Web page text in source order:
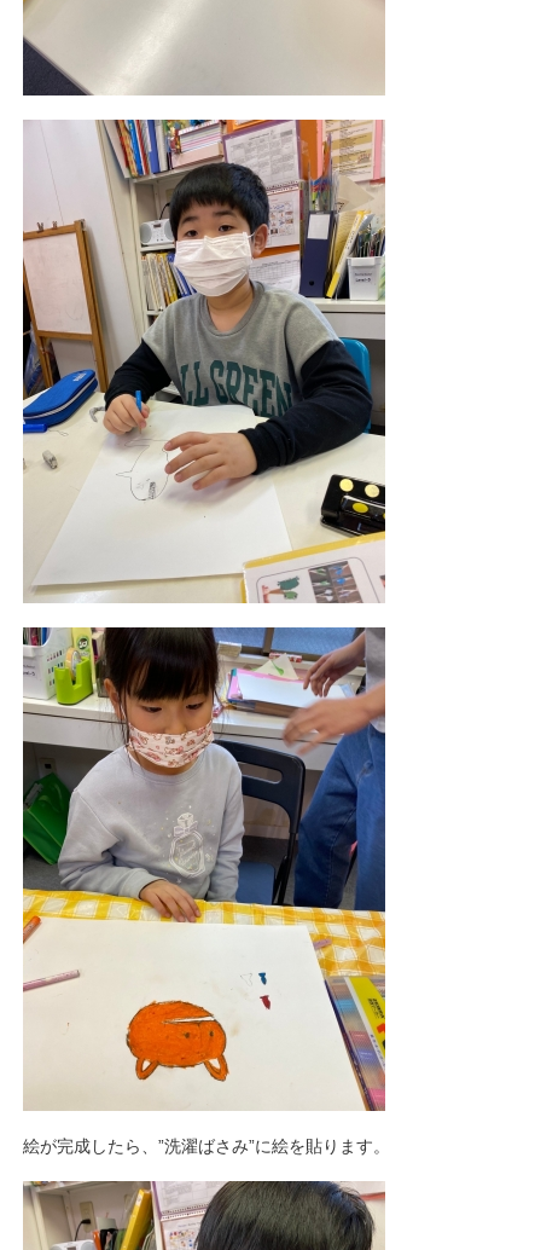
絵が完成したら、”洗濯ばさみ”に絵を貼ります。